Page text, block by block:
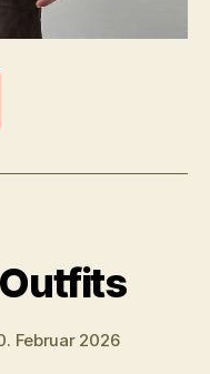
Februar 2026